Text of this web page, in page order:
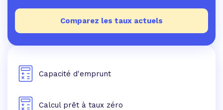
Comparez les taux actuels
Capacité d'emprunt
Calcul prêt à taux zéro